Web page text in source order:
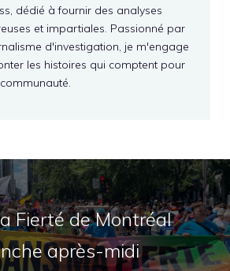
dédié à fournir des analyses
et impartiales. Passionné par
d'investigation, je m'engage
les histoires qui comptent pour
Fierté de Montréal
après-midi